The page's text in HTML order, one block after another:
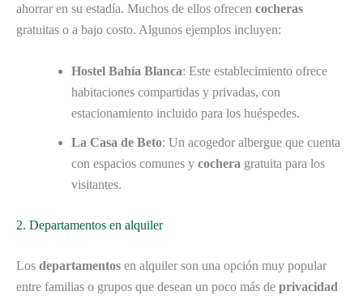
ahorrar en su estadía. Muchos de ellos ofrecen cocheras
gratuitas o a bajo costo. Algunos ejemplos incluyen:
Hostel Bahía Blanca: Este establecimiento ofrece
habitaciones compartidas y privadas, con
estacionamiento incluido para los huéspedes.
La Casa de Beto: Un acogedor albergue que cuenta
con espacios comunes y cochera gratuita para los
visitantes.
2. Departamentos en alquiler
Los departamentos en alquiler son una opción muy popular
entre familias o grupos que desean un poco más de privacidad